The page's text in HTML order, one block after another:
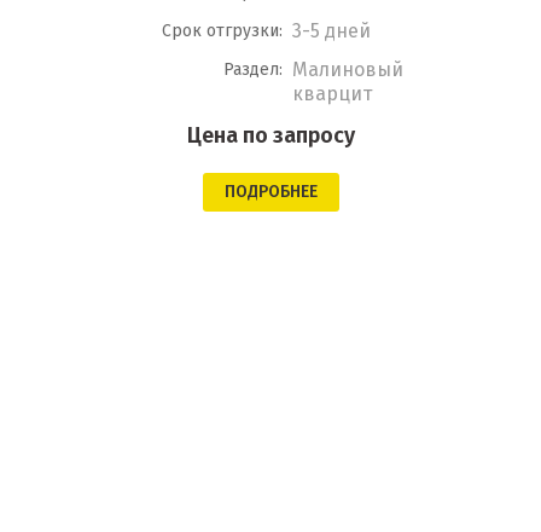
Срок отгрузки: 3-5 дней
Раздел: Малиновый
кварцит
Цена по запросу
ПОДРОБНЕЕ